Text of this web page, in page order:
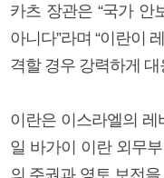
카츠 장관은 “국가 안
아니다”라며 “이란이
격할 경우 강력하게
이란은 이스라엘의
일 바가이 이란 외무
의 주권과 영토 보전